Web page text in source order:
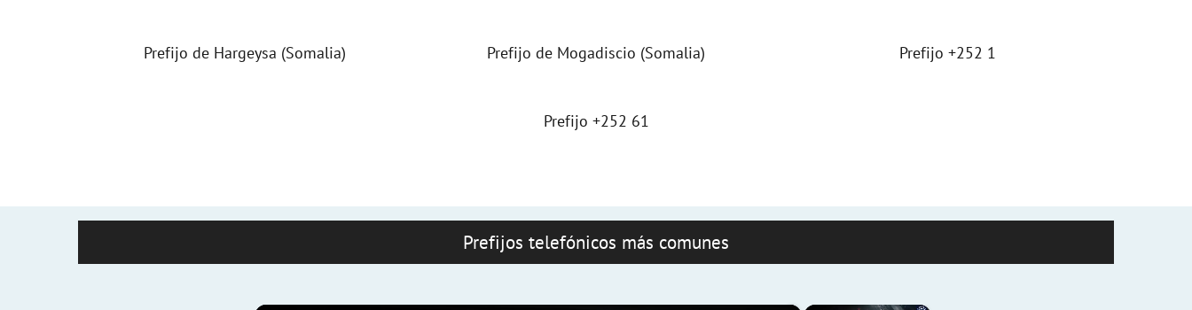
Prefijo de Hargeysa (Somalia) Prefijo de Mogadiscio (Somalia) Prefijo +252 1
Prefijo +252 61
Prefijos telefónicos más comunes